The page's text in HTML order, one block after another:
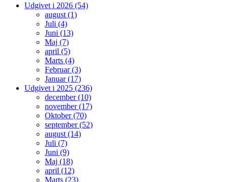
Udgivet i 2026 (54)
august (1)
Juli (4)
Juni (13)
Maj (7)
april (5)
Marts (4)
Februar (3)
Januar (17)
Udgivet i 2025 (236)
december (10)
november (17)
Oktober (70)
september (52)
august (14)
Juli (7)
Juni (9)
Maj (18)
april (12)
Marts (23)